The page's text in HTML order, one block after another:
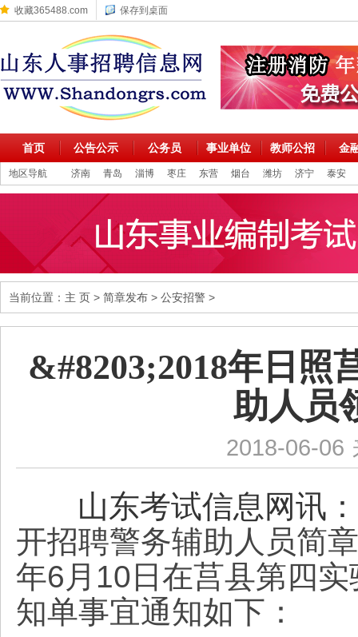
收藏365488.com 保存到桌面
首页 公告公示 公务员 事业单位 教师公招 金
地区导航 济南 青岛 淄博 枣庄 东营 烟台 潍坊 济宁 泰安
当前位置： 主 页 > 简章发布 > 公安招警 >
&#8203;2018年日照
助人员
2018-06-06
山东考试信息网讯：
开招聘警务辅助人员简
年6月10日在莒县第四
知单事宜通知如下：